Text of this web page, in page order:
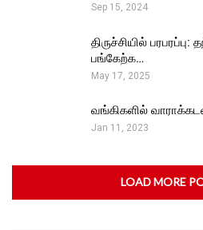
Sep 15, 2024
திருச்சியில்
பங்கேற்க…
May 17, 2025
வங்கிகளில்
Jan 11, 2023
LOAD MORE